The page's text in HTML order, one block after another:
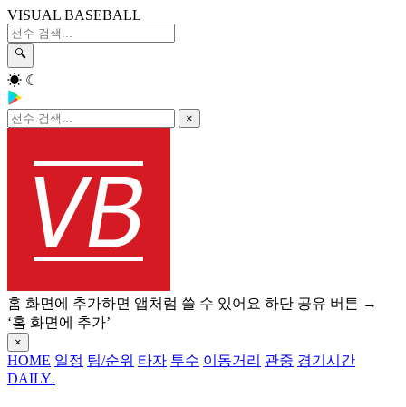
VISUAL BASEBALL
🔍
☀ ☾
×
홈 화면에 추가하면 앱처럼 쓸 수 있어요 하단 공유 버튼 →
‘홈 화면에 추가’
×
HOME 일정 팀/순위 타자 투수 이동거리 관중 경기시간
DAILY.